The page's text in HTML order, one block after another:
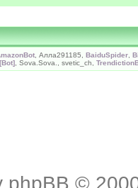
, Алла291185, BaiduSpider
, Sova.Sova., svetic_ch,
phpBB ©